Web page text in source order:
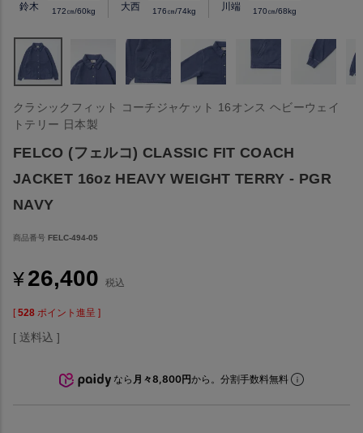
鈴木 172㎝/60kg 大西 176㎝/74kg 川端 170㎝/68kg
クラシックフィット コーチジャケット 16オンス ヘビーウェイ
トテリー 日本製
FELCO (フェルコ) CLASSIC FIT COACH
JACKET 16oz HEAVY WEIGHT TERRY - PGR
NAVY
商品番号 FELC-494-05
¥26,400 税込
[ 528 ポイント進呈 ]
送料込
なら 月々8,800円から。分割手数料無料